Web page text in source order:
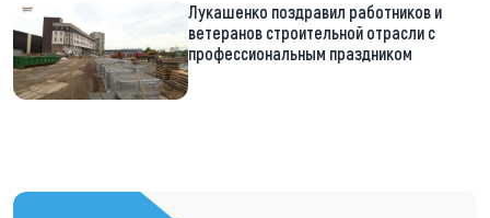
Лукашенко поздравил работников и
ветеранов строительной отрасли с
профессиональным праздником
https://t.me/minskctvby